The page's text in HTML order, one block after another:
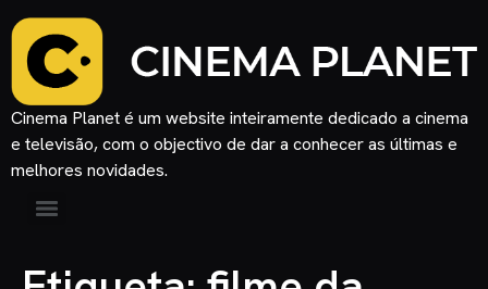
Cinema Planet é um website inteiramente dedicado a cinema
e televisão, com o objectivo de dar a conhecer as últimas e
melhores novidades.